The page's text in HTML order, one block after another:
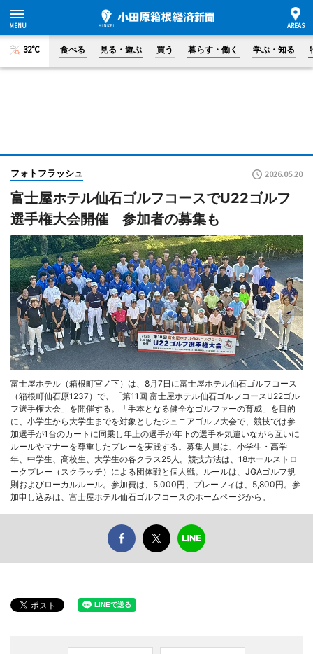
32°C 食べる 見る・遊ぶ 買う 暮らす・働く 学ぶ・知る
フォトフラッシュ 2026.05.20
富士屋ホテル仙石ゴルフコースでU22ゴルフ
選手権大会開催 参加者の募集も
富士屋ホテル（箱根町宮ノ下）は、8月7日に富士屋ホテル仙石ゴルフコース
（箱根町仙石原1237）で、「第11回 富士屋ホテル仙石ゴルフコースU22ゴル
フ選手権大会」を開催する。「手本となる健全なゴルファーの育成」を目的
に、小学生から大学生までを対象としたジュニアゴルフ大会で、競技では参
加選手が1台のカートに同乗し年上の選手が年下の選手を気遣いながら互いに
ルールやマナーを尊重したプレーを実践する。募集人員は、小学生・高学
年、中学生、高校生、大学生の各クラス25人。競技方法は、18ホールストロ
ークプレー（スクラッチ）による団体戦と個人戦。ルールは、JGAゴルフ規
則およびローカルルール。参加費は、5,000円、プレーフィは、5,800円。参
加申し込みは、富士屋ホテル仙石ゴルフコースのホームページから。